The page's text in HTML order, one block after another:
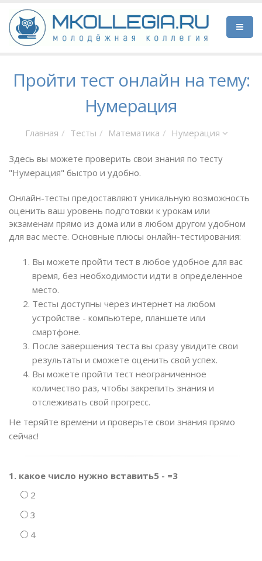
Пройти тест онлайн на тему:
Нумерация
Главная Тесты Математика Нумерация
Здесь вы можете проверить свои знания по тесту
"Нумерация" быстро и удобно.
Онлайн-тесты предоставляют уникальную возможность
оценить ваш уровень подготовки к урокам или
экзаменам прямо из дома или в любом другом удобном
для вас месте. Основные плюсы онлайн-тестирования:
Вы можете пройти тест в любое удобное для вас
время, без необходимости идти в определенное
место.
Тесты доступны через интернет на любом
устройстве - компьютере, планшете или
смартфоне.
После завершения теста вы сразу увидите свои
результаты и сможете оценить свой успех.
Вы можете пройти тест неограниченное
количество раз, чтобы закрепить знания и
отслеживать свой прогресс.
Не теряйте времени и проверьте свои знания прямо
сейчас!
1. какое число нужно вставить5 - =3
2
3
4